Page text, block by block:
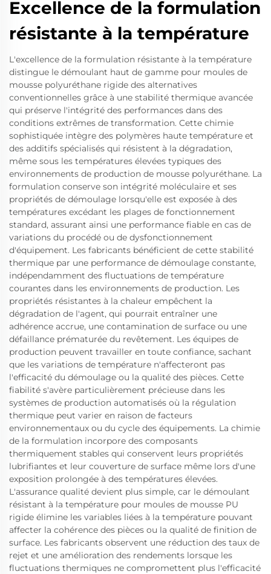
Excellence de la formulation
résistante à la température
L'excellence de la formulation résistante à la température
distingue le démoulant haut de gamme pour moules de
mousse polyuréthane rigide des alternatives
conventionnelles grâce à une stabilité thermique avancée
qui préserve l'intégrité des performances dans des
conditions extrêmes de transformation. Cette chimie
sophistiquée intègre des polymères haute température et
des additifs spécialisés qui résistent à la dégradation,
même sous les températures élevées typiques des
environnements de production de mousse polyuréthane. La
formulation conserve son intégrité moléculaire et ses
propriétés de démoulage lorsqu'elle est exposée à des
températures excédant les plages de fonctionnement
standard, assurant ainsi une performance fiable en cas de
variations du procédé ou de dysfonctionnement
d'équipement. Les fabricants bénéficient de cette stabilité
thermique par une performance de démoulage constante,
indépendamment des fluctuations de température
courantes dans les environnements de production. Les
propriétés résistantes à la chaleur empêchent la
dégradation de l'agent, qui pourrait entraîner une
adhérence accrue, une contamination de surface ou une
défaillance prématurée du revêtement. Les équipes de
production peuvent travailler en toute confiance, sachant
que les variations de température n'affecteront pas
l'efficacité du démoulage ou la qualité des pièces. Cette
fiabilité s'avère particulièrement précieuse dans les
systèmes de production automatisés où la régulation
thermique peut varier en raison de facteurs
environnementaux ou du cycle des équipements. La chimie
de la formulation incorpore des composants
thermiquement stables qui conservent leurs propriétés
lubrifiantes et leur couverture de surface même lors d'une
exposition prolongée à des températures élevées.
L'assurance qualité devient plus simple, car le démoulant
résistant à la température pour moules de mousse PU
rigide élimine les variables liées à la température pouvant
affecter la cohérence des pièces ou la qualité de finition de
surface. Les fabricants observent une réduction des taux de
rejet et une amélioration des rendements lorsque les
fluctuations thermiques ne compromettent plus l'efficacité